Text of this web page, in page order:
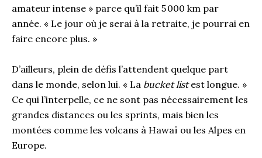
amateur intense » parce qu’il fait 5 000 km par
année. « Le jour où je serai à la retraite, je pourrai en
faire encore plus. »
D’ailleurs, plein de défis l’attendent quelque part
dans le monde, selon lui. « La bucket listest longue. »
Ce qui l’interpelle, ce ne sont pas nécessairement les
grandes distances ou les sprints, mais bien les
montées comme les volcans à Hawaï ou les Alpes en
Europe.